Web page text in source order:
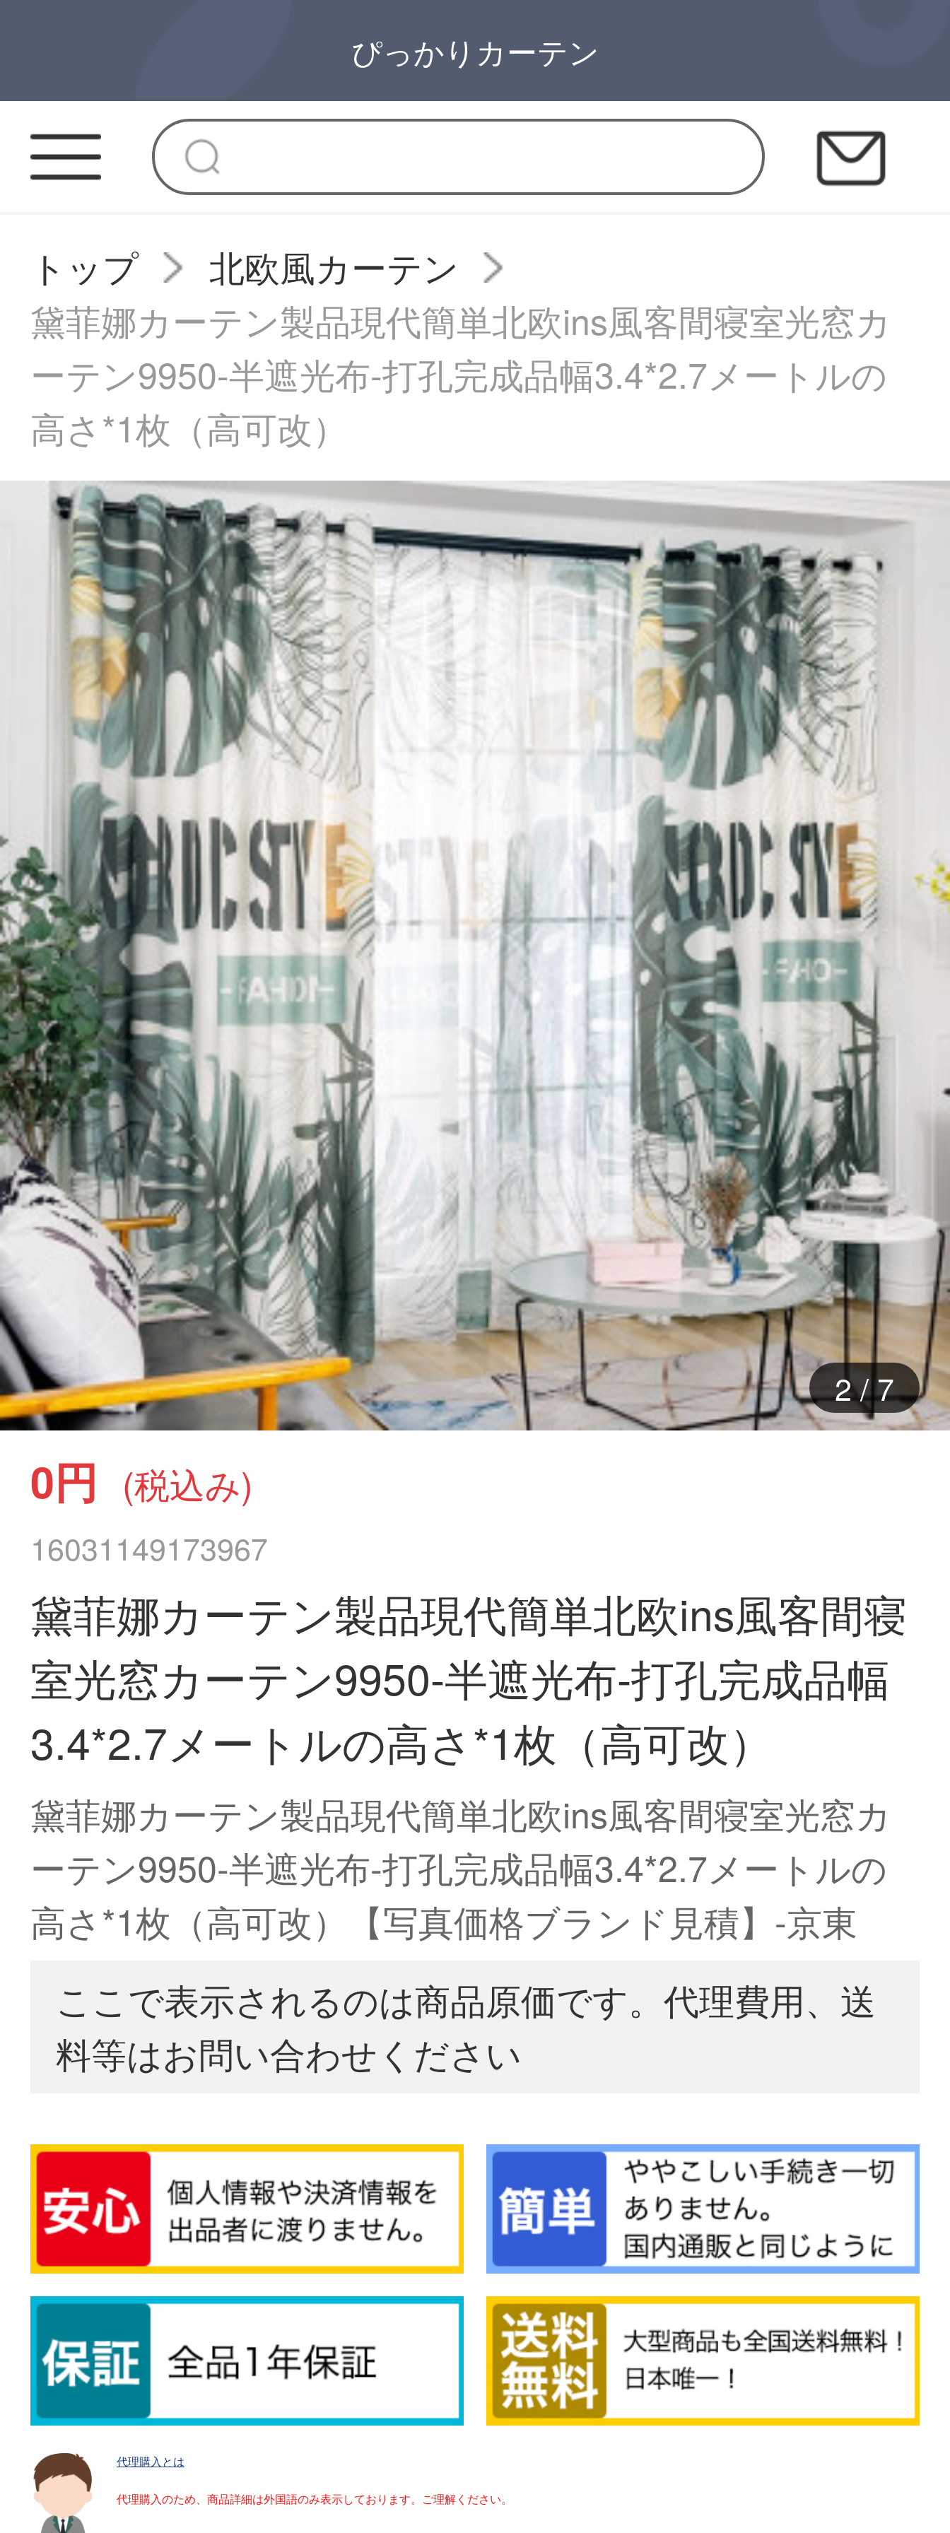
ぴっかりカーテン
トップ
北欧風カーテン
黛菲娜カーテン製品現代簡単北欧ins風客間寝室光窓カ
ーテン9950-半遮光布-打孔完成品幅3.4*2.7メートルの
高さ*1枚（高可改）
3/7
0円 (税込み)
16031149173967
黛菲娜カーテン製品現代簡単北欧ins風客間寝
室光窓カーテン9950-半遮光布-打孔完成品幅
3.4*2.7メートルの高さ*1枚（高可改）
黛菲娜カーテン製品現代簡単北欧ins風客間寝室光窓カ
ーテン9950-半遮光布-打孔完成品幅3.4*2.7メートルの
高さ*1枚（高可改）【写真価格ブランド見積】-京東
ここで表示されるのは商品原価です。代理費用、送
料等はお問い合わせください
代理購入とは
代理購入のため、商品詳細は外国語のみ表示しております。ご理解ください。